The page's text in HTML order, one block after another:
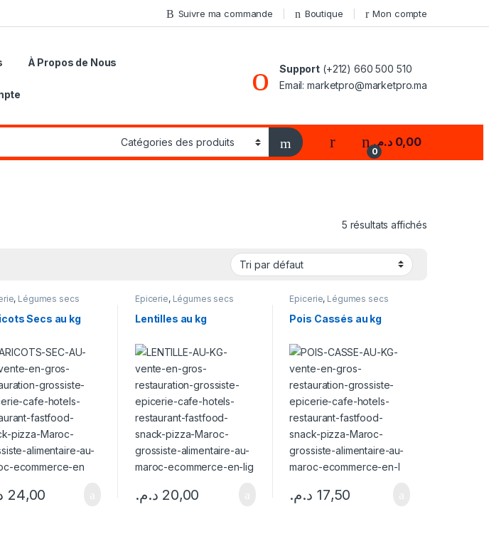
Suivre ma commande Boutique Mon compte
À Propos de Nous
Support (+212) 660 500 510
Email: marketpro@marketpro.ma
My Account
0
0,00 د.م.
5 résultats affichés
, Légumes secs
Secs au kg
24,00
Epicerie, Légumes secs
Lentilles au kg
20,00 د.م.
Epicerie, Légumes secs
Pois Cassés au kg
17,50 د.م.